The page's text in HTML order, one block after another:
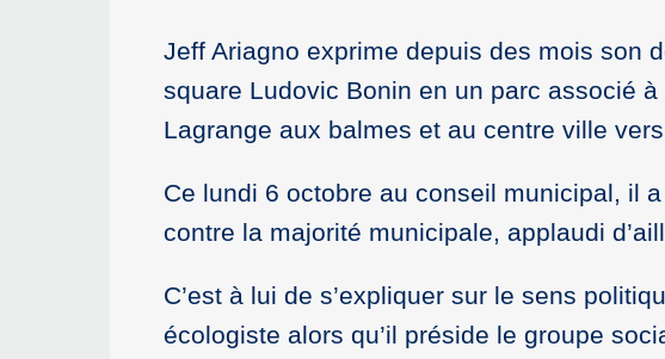
Jeff Ariagno exprime depuis des mois son
square Ludovic Bonin en un parc associé
Lagrange aux balmes et au centre ville
Ce lundi 6 octobre au conseil municipal, il
contre la majorité municipale, applaudi
C’est à lui de s’expliquer sur le sens
écologiste alors qu’il préside le groupe